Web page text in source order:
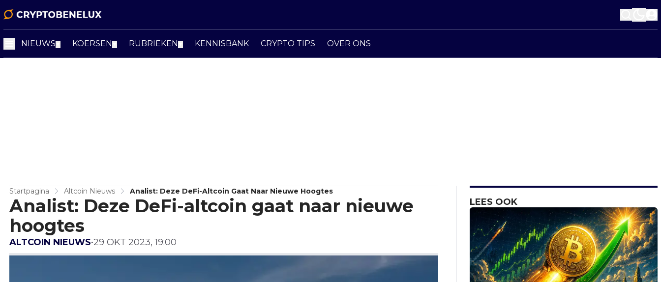
NIEUWS KOERSEN RUBRIEKEN KENNISBANK CRYPTO TIPS OVER ONS
Startpagina Altcoin Nieuws Analist: Deze DeFi-Altcoin Gaat Naar Nieuwe Hoogtes
Analist: Deze DeFi-altcoin gaat naar nieuwe
hoogtes
ALTCOIN NIEUWS•29 OKT 2023, 19:00
LEES OOK